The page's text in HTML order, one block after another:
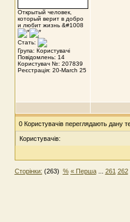
Открытый человек,
который верит в добро
и любит жизнь &#1008
Стать:
Група: Користувачі
Повідомлень: 14
Користувач №: 207839
Реєстрація: 20-March 25
0 Користувачів переглядають дану
Користувачів:
Сторінки: (263) % « Перша... 261 262